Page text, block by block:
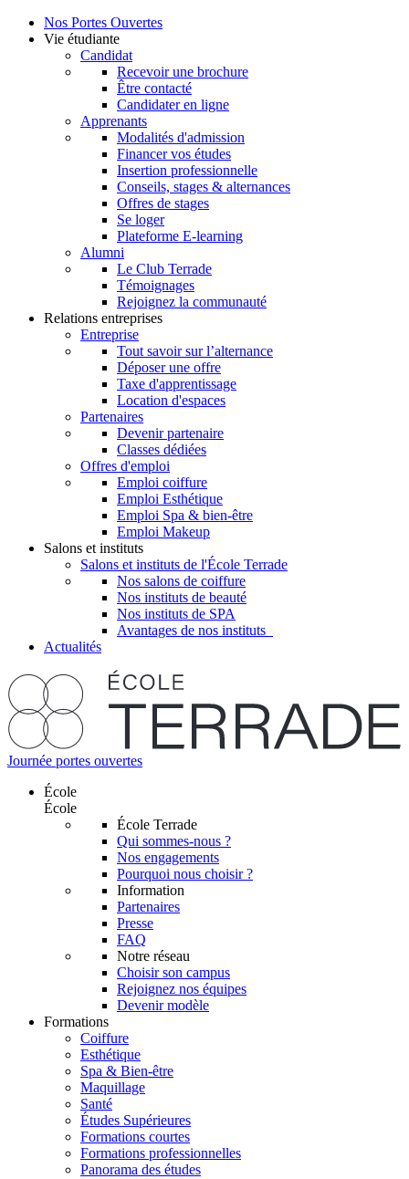
Nos Portes Ouvertes
Vie étudiante
Candidat
Recevoir une brochure
Être contacté
Candidater en ligne
Apprenants
Modalités d'admission
Financer vos études
Insertion professionnelle
Conseils, stages & alternances
Offres de stages
Se loger
Plateforme E-learning
Alumni
Le Club Terrade
Témoignages
Rejoignez la communauté
Relations entreprises
Entreprise
Tout savoir sur l’alternance
Déposer une offre
Taxe d'apprentissage
Location d'espaces
Partenaires
Devenir partenaire
Classes dédiées
Offres d'emploi
Emploi coiffure
Emploi Esthétique
Emploi Spa & bien-être
Emploi Makeup
Salons et instituts
Salons et instituts de l'École Terrade
Nos salons de coiffure
Nos instituts de beauté
Nos instituts de SPA
Avantages de nos instituts
Actualités
Journée portes ouvertes
École
École
École Terrade
Qui sommes-nous ?
Nos engagements
Pourquoi nous choisir ?
Information
Partenaires
Presse
FAQ
Notre réseau
Choisir son campus
Rejoignez nos équipes
Devenir modèle
Formations
Coiffure
Esthétique
Spa & Bien-être
Maquillage
Santé
Études Supérieures
Formations courtes
Formations professionnelles
Panorama des études